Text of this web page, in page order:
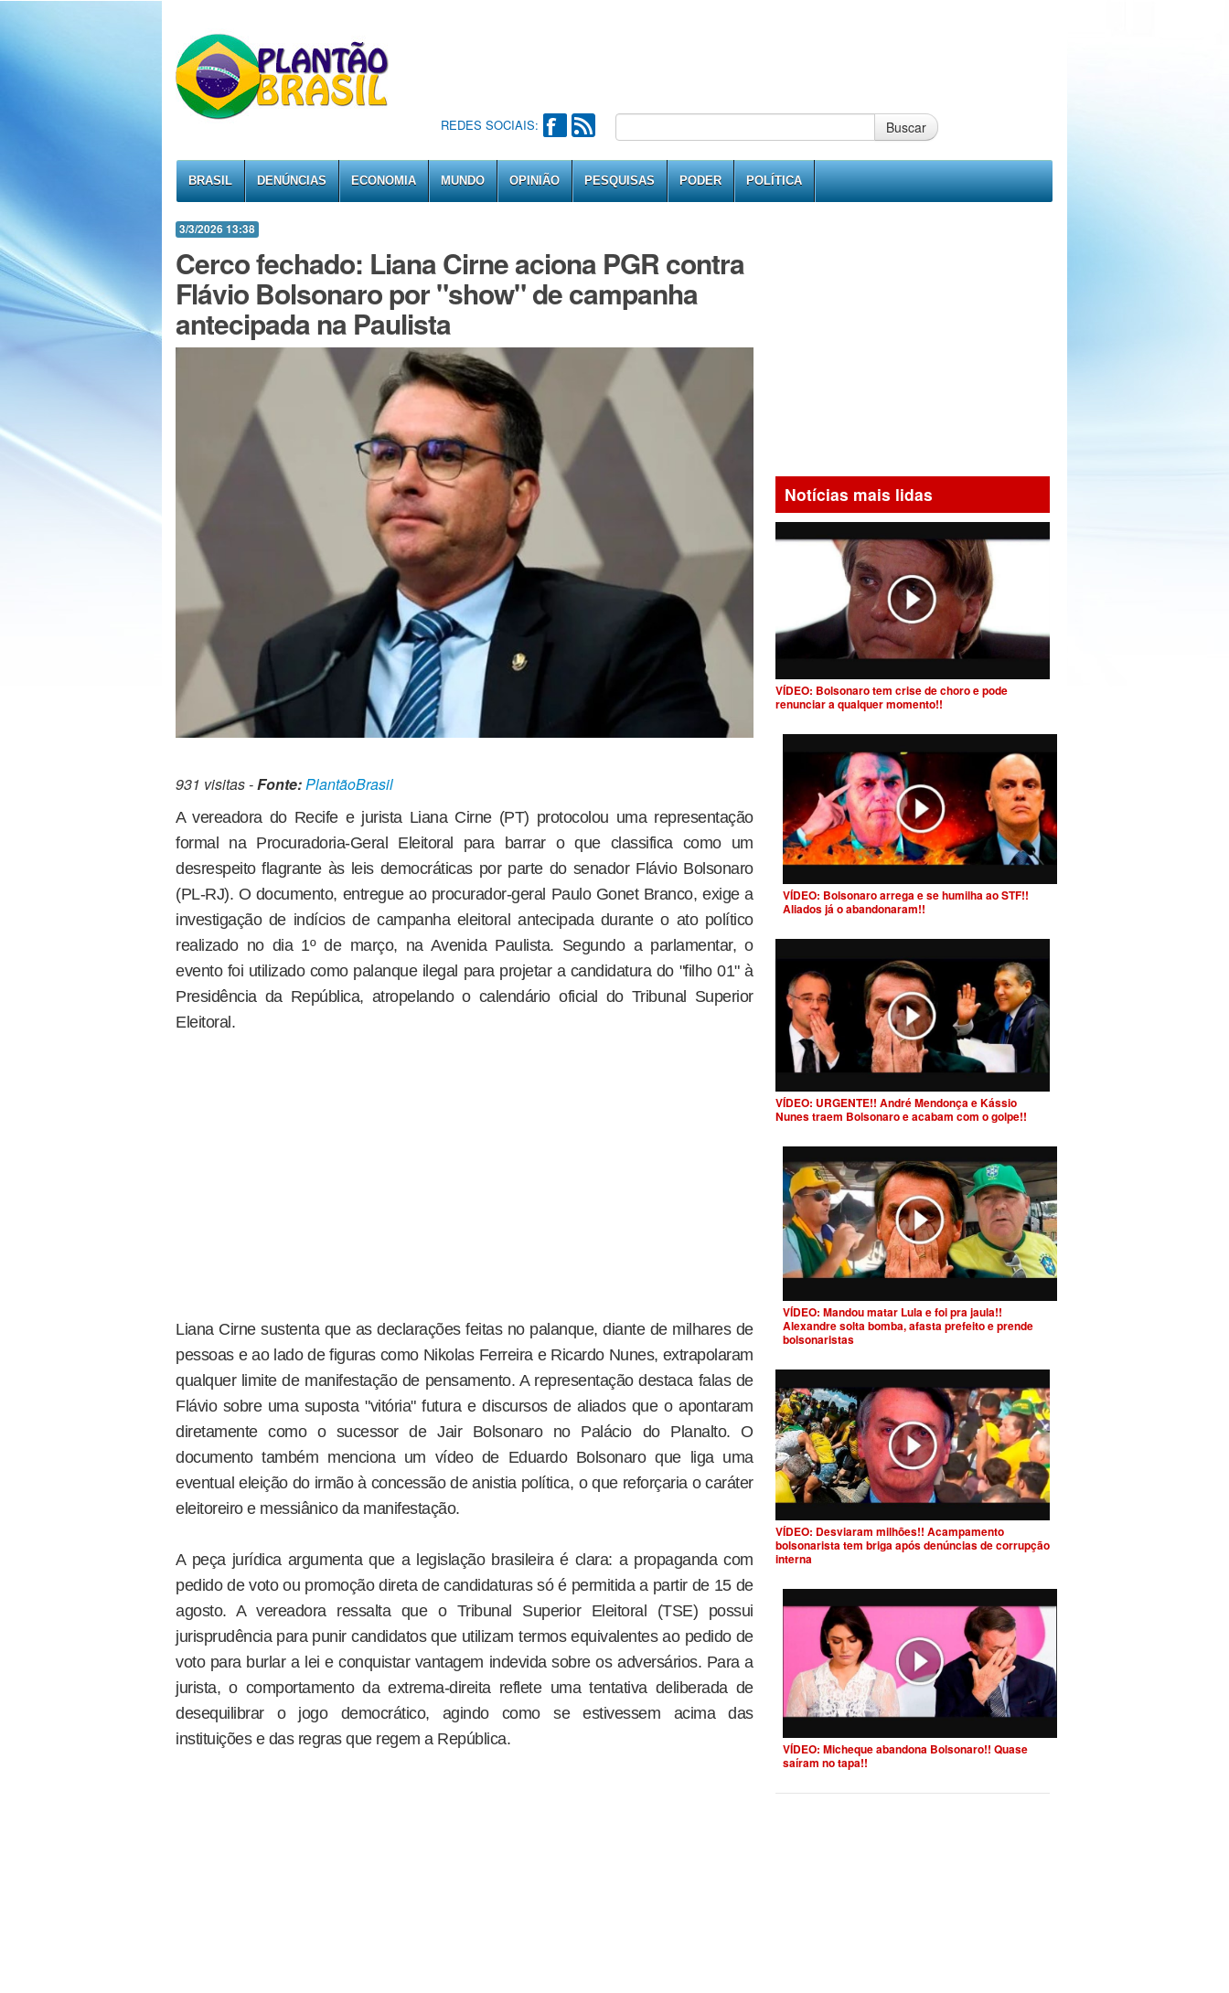
REDES SOCIAIS: Buscar
BRASIL DENÚNCIAS ECONOMIA MUNDO OPINIÃO PESQUISAS PODER POLÍTICA
3/3/2026 13:38
Cerco fechado: Liana Cirne aciona PGR contra
Flávio Bolsonaro por "show" de campanha
antecipada na Paulista
931 visitas -Fonte:PlantãoBrasil
A vereadora do Recife e jurista Liana Cirne (PT) protocolou uma representação
formal na Procuradoria-Geral Eleitoral para barrar o que classifica como um
desrespeito flagrante às leis democráticas por parte do senador Flávio Bolsonaro
(PL-RJ). O documento, entregue ao procurador-geral Paulo Gonet Branco, exige a
investigação de indícios de campanha eleitoral antecipada durante o ato político
realizado no dia 1º de março, na Avenida Paulista. Segundo a parlamentar, o
evento foi utilizado como palanque ilegal para projetar a candidatura do "filho 01" à
Presidência da República, atropelando o calendário oficial do Tribunal Superior
Eleitoral.
Liana Cirne sustenta que as declarações feitas no palanque, diante de milhares de
pessoas e ao lado de figuras como Nikolas Ferreira e Ricardo Nunes, extrapolaram
qualquer limite de manifestação de pensamento. A representação destaca falas de
Flávio sobre uma suposta "vitória" futura e discursos de aliados que o apontaram
diretamente como o sucessor de Jair Bolsonaro no Palácio do Planalto. O
documento também menciona um vídeo de Eduardo Bolsonaro que liga uma
eventual eleição do irmão à concessão de anistia política, o que reforçaria o caráter
eleitoreiro e messiânico da manifestação.
A peça jurídica argumenta que a legislação brasileira é clara: a propaganda com
pedido de voto ou promoção direta de candidaturas só é permitida a partir de 15 de
agosto. A vereadora ressalta que o Tribunal Superior Eleitoral (TSE) possui
jurisprudência para punir candidatos que utilizam termos equivalentes ao pedido de
voto para burlar a lei e conquistar vantagem indevida sobre os adversários. Para a
jurista, o comportamento da extrema-direita reflete uma tentativa deliberada de
desequilibrar o jogo democrático, agindo como se estivessem acima das
instituições e das regras que regem a República.
Notícias mais lidas
VÍDEO: Bolsonaro tem crise de choro e pode
renunciar a qualquer momento!!
VÍDEO: Bolsonaro arrega e se humilha ao STF!!
Aliados já o abandonaram!!
VÍDEO: URGENTE!! André Mendonça e Kássio
Nunes traem Bolsonaro e acabam com o golpe!!
VÍDEO: Mandou matar Lula e foi pra jaula!!
Alexandre solta bomba, afasta prefeito e prende
bolsonaristas
VÍDEO: Desviaram milhões!! Acampamento
bolsonarista tem briga após denúncias de corrupção
interna
VÍDEO: Micheque abandona Bolsonaro!! Quase
saíram no tapa!!